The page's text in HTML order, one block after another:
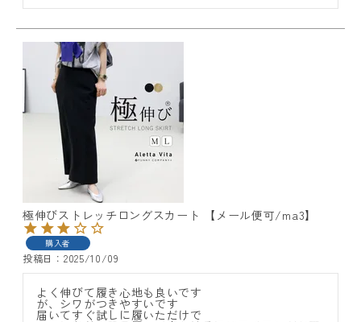
会員ステージ特典プログラムについて
ご利用ガイド
極伸びストレッチロングスカート 【メール便可/ma3】
購入者
投稿日 2025/10/09
よく伸びて履き心地も良いです
が、シワがつきやすいです
届いてすぐ試しに履いただけで